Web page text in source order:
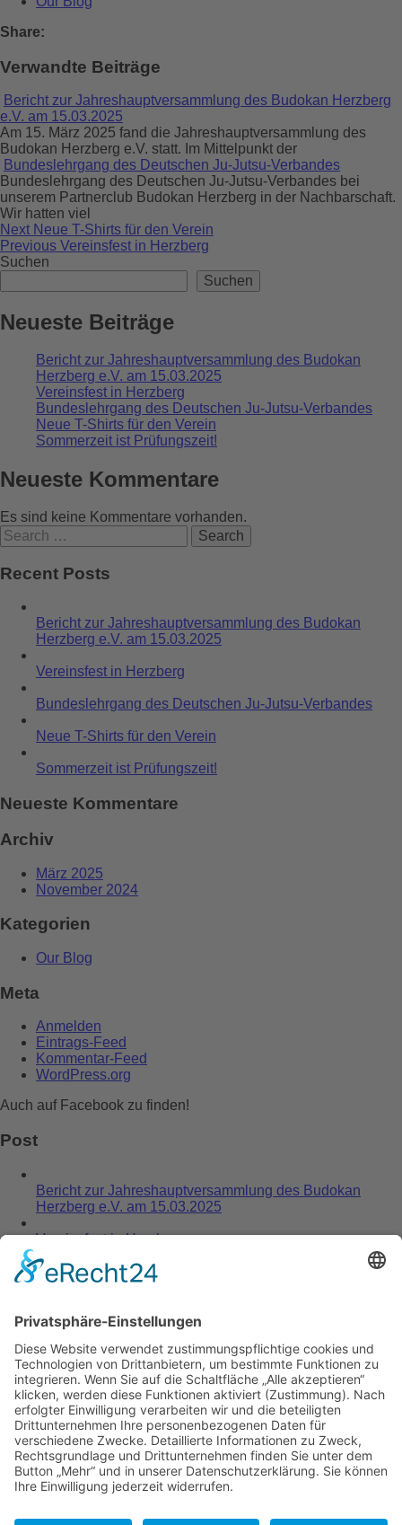
Share:
Verwandte Beiträge
Bericht zur Jahreshauptversammlung des Budokan Herzberg
e.V. am 15.03.2025
Am 15. März 2025 fand die Jahreshauptversammlung des
Budokan Herzberg e.V. statt. Im Mittelpunkt der
Bundeslehrgang des Deutschen Ju-Jutsu-Verbandes
Bundeslehrgang des Deutschen Ju-Jutsu-Verbandes bei
unserem Partnerclub Budokan Herzberg in der Nachbarschaft.
Wir hatten viel
Beitragsnavigation
Next Previous
post:
Neue T-Shirts für den Verein
Previous Next
Vereinsfest in Herzberg
Suchen
Suchen
Neueste Beiträge
Bericht zur Jahreshauptversammlung des Budokan
Herzberg e.V. am 15.03.2025
Vereinsfest in Herzberg
Bundeslehrgang des Deutschen Ju-Jutsu-Verbandes
Neue T-Shirts für den Verein
Sommerzeit ist Prüfungszeit!
Neueste Kommentare
Es sind keine Kommentare vorhanden.
Recent Posts
Bericht zur Jahreshauptversammlung des Budokan
Herzberg e.V. am 15.03.2025
Vereinsfest in Herzberg
Bundeslehrgang des Deutschen Ju-Jutsu-Verbandes
Neue T-Shirts für den Verein
Sommerzeit ist Prüfungszeit!
Neueste Kommentare
Archiv
März 2025
November 2024
Kategorien
Our Blog
Meta
Anmelden
Eintrags-Feed
Kommentar-Feed
WordPress.org
Auch auf Facebook zu finden!
Post
Bericht zur Jahreshauptversammlung des Budokan
Herzberg e.V. am 15.03.2025
Vereinsfest in Herzberg
Bundeslehrgang des Deutschen Ju-Jutsu-Verbandes
Kaxdorfer Weg 16 – 04916 Herzberg (Elster)
Turnhalle der Grund- und Oberschule “Ernst Legal”
Bahnhofstraße 3 – 04936 Schlieben
Email:budokan-herzberg.de
Website:www.budokan-herzberg.de
© mediastore247.de | All Rights Reserved. | Graphics by